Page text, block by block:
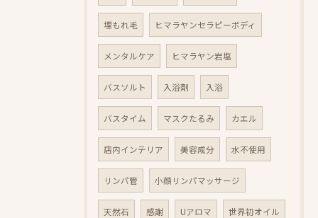
埋もれ毛 ヒマラヤンセラピーボディ
メンタルケア ヒマラヤン岩塩
バスソルト 入浴剤 入浴
バスタイム マスクたるみ カエル
店内インテリア 美容成分 水不使用
リンパ管 小顔リンパマッサージ
天然石 感謝 Uアロマ 世界初オイル